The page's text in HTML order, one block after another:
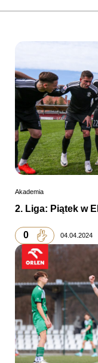
Akademia
2. Liga: Piątek w
0 04.04.2024